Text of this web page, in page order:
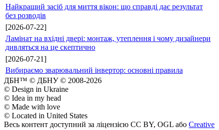
Найкращий засіб для миття вікон: що справді дає результат
без розводів
[2026-07-22]
Ламінат на вхідні двері: монтаж, утеплення і чому дизайнери
дивляться на це скептично
[2026-07-21]
Вибираємо зварювальний інвертор: основні правила
ДБН™ © ДБНУ © 2008-2026
© Design in Ukraine
© Idea in my head
© Made with love
© Located in United States
Весь контент доступний за ліцензією CC BY, OGL або Creative